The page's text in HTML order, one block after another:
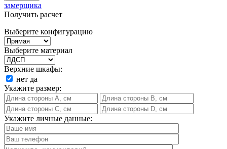
замерщика
Получить расчет
Выберите конфигурацию
Выберите материал
Верхние шкафы:
нет да
Укажите размер:
Укажите личные данные: